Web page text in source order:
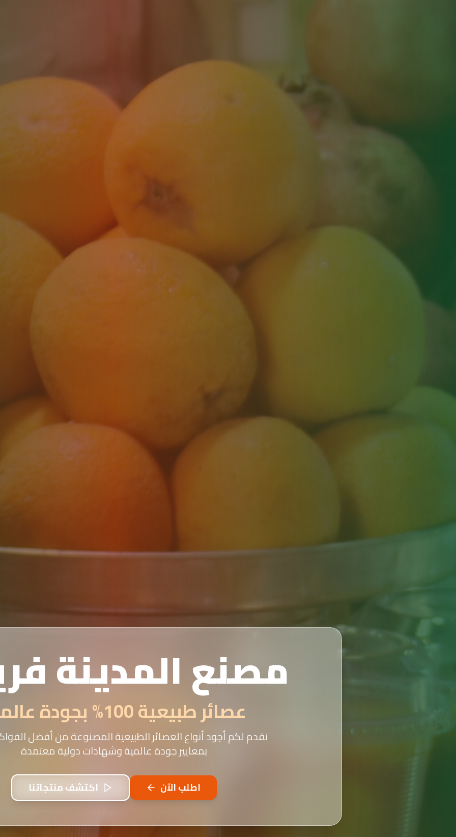
مصنع المدينة
عصائر طبيعية 100% بجودة عالمية
نقدم لكم أجود أنواع العصائر الطبيعية المصنوعة من أفضل
بمعايير جودة عالمية وشهادات دولية معتمدة
اطلب الآن اكتشف منتجاتنا